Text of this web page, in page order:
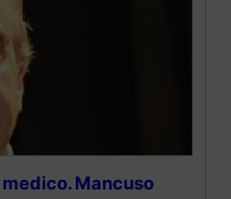
Mancuso